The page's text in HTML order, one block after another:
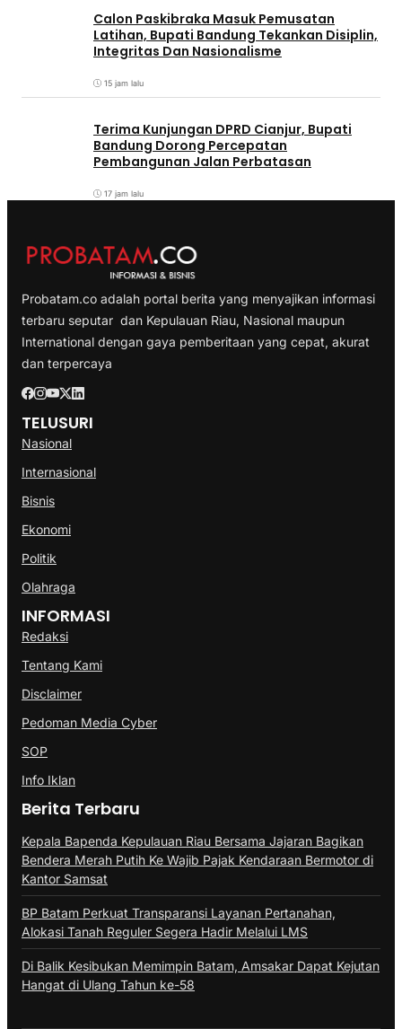
Calon Paskibraka Masuk Pemusatan
Latihan, Bupati Bandung Tekankan Disiplin,
Integritas Dan Nasionalisme
15 jam lalu
Terima Kunjungan DPRD Cianjur, Bupati
Bandung Dorong Percepatan
Pembangunan Jalan Perbatasan
17 jam lalu
Probatam.co adalah portal berita yang menyajikan informasi
terbaru seputar dan Kepulauan Riau, Nasional maupun
International dengan gaya pemberitaan yang cepat, akurat
dan terpercaya
TELUSURI
Nasional
Internasional
Bisnis
Ekonomi
Politik
Olahraga
INFORMASI
Redaksi
Tentang Kami
Disclaimer
Pedoman Media Cyber
SOP
Info Iklan
Berita Terbaru
Kepala Bapenda Kepulauan Riau Bersama Jajaran Bagikan
Bendera Merah Putih Ke Wajib Pajak Kendaraan Bermotor di
Kantor Samsat
BP Batam Perkuat Transparansi Layanan Pertanahan,
Alokasi Tanah Reguler Segera Hadir Melalui LMS
Di Balik Kesibukan Memimpin Batam, Amsakar Dapat Kejutan
Hangat di Ulang Tahun ke-58